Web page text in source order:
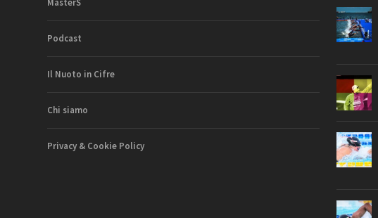
MasterS
Podcast
Il Nuoto in Cifre
Chi siamo
Privacy & Cookie Policy